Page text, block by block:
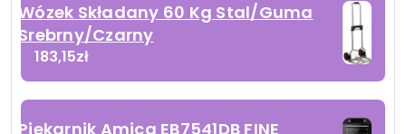
Wózek Składany 60 Kg Stal/Guma
Srebrny/Czarny
183,15zł
Piekarnik Amica EB7541DB FINE